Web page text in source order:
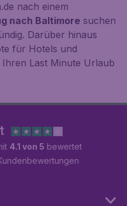
nach einem
nach Baltimore suchen
Darüber hinaus
für Hotels und
Last Minute Urlaub
4.1 von 5 bewertet